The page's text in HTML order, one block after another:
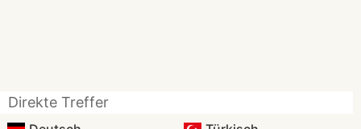
Direkte Treffer